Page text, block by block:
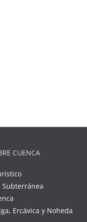
CUENCA
Subterránea
Ercávica y Noheda